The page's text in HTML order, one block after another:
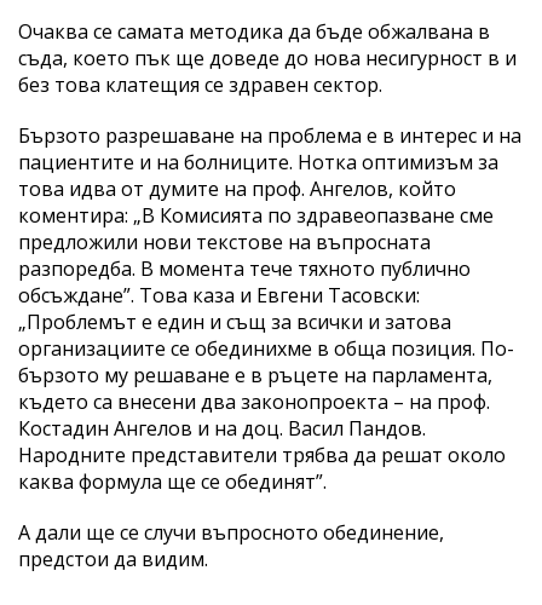
Очаква се самата методика да бъде обжалвана в
съда, което пък ще доведе до нова несигурност в и
без това клатещия се здравен сектор.
Бързото разрешаване на проблема е в интерес и на
пациентите и на болниците. Нотка оптимизъм за
това идва от думите на проф. Ангелов, който
коментира: „В Комисията по здравеопазване сме
предложили нови текстове на въпросната
разпоредба. В момента тече тяхното публично
обсъждане”. Това каза и Евгени Тасовски:
„Проблемът е един и същ за всички и затова
организациите се обединихме в обща позиция. По-
бързото му решаване е в ръцете на парламента,
където са внесени два законопроекта – на проф.
Костадин Ангелов и на доц. Васил Пандов.
Народните представители трябва да решат около
каква формула ще се обединят”.
А дали ще се случи въпросното обединение,
предстои да видим.